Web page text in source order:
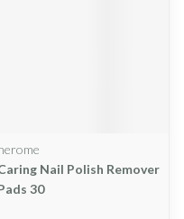
Nail Polish Remover
30